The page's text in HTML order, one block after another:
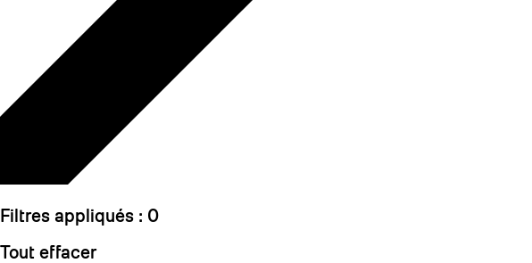
Filtres appliqués : 0
Tout effacer